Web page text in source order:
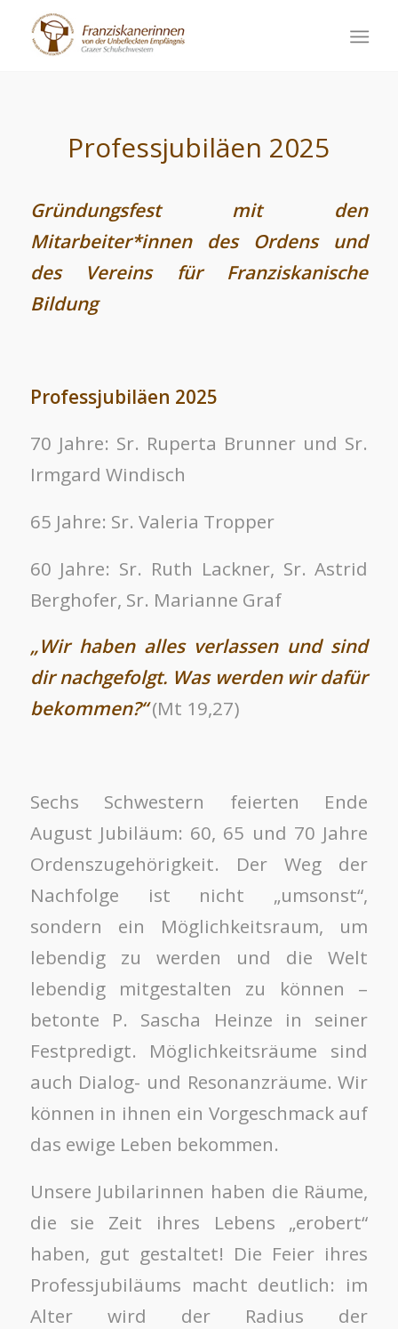
Professjubiläen 2025
Gründungsfest mit den
Mitarbeiter*innen des Ordens und
des Vereins für Franziskanische
Bildung
Professjubiläen 2025
70 Jahre: Sr. Ruperta Brunner und Sr.
Irmgard Windisch
65 Jahre: Sr. Valeria Tropper
60 Jahre: Sr. Ruth Lackner, Sr. Astrid
Berghofer, Sr. Marianne Graf
„Wir haben alles verlassen und sind
dir nachgefolgt. Was werden wir dafür
bekommen?“(Mt 19,27)
Sechs Schwestern feierten Ende
August Jubiläum: 60, 65 und 70 Jahre
Ordenszugehörigkeit. Der Weg der
Nachfolge ist nicht „umsonst“,
sondern ein Möglichkeitsraum, um
lebendig zu werden und die Welt
lebendig mitgestalten zu können –
betonte P. Sascha Heinze in seiner
Festpredigt. Möglichkeitsräume sind
auch Dialog- und Resonanzräume. Wir
können in ihnen ein Vorgeschmack auf
das ewige Leben bekommen.
Unsere Jubilarinnen haben die Räume,
die sie Zeit ihres Lebens „erobert“
haben, gut gestaltet! Die Feier ihres
Professjubiläums macht deutlich: im
Alter wird der Radius der